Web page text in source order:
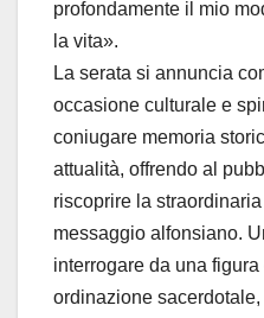
profondamente il mio
la vita».
La serata si annuncia
occasione culturale e
coniugare memoria
attualità, offrendo al
riscoprire la
messaggio alfonsiano.
interrogare da una
ordinazione sacerdotale,